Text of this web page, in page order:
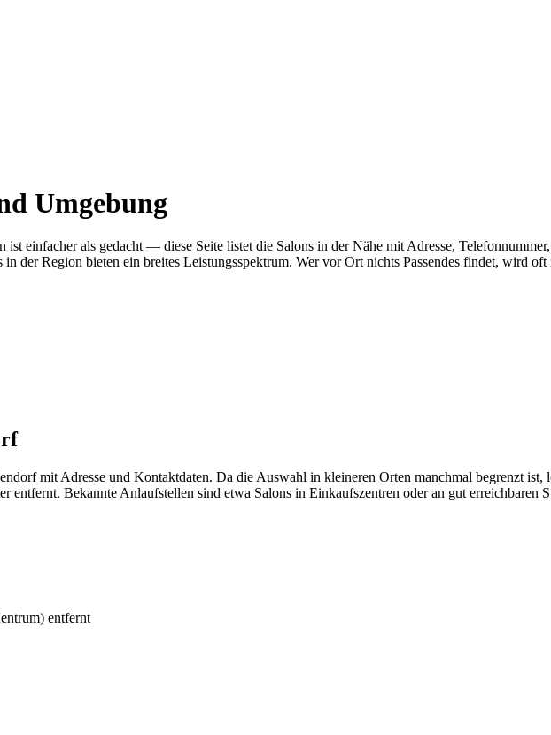
Umgebung
einfacher als gedacht — diese Seite listet die Salons in der Nähe mit Adresse,
der Region bieten ein breites Leistungsspektrum. Wer vor Ort nichts Passendes findet, wird
mit Adresse und Kontaktdaten. Da die Auswahl in kleineren Orten manchmal begrenzt
entfernt. Bekannte Anlaufstellen sind etwa Salons in Einkaufszentren oder an gut erreichbaren
entfernt